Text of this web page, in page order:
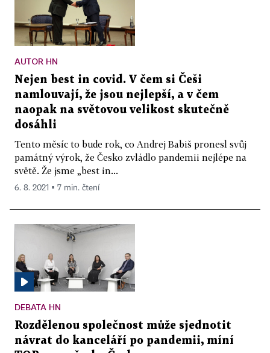
AUTOR HN
Nejen best in covid. V čem si Češi
namlouvají, že jsou nejlepší, a v čem
naopak na světovou velikost skutečně
dosáhli
Tento měsíc to bude rok, co Andrej Babiš pronesl svůj
památný výrok, že Česko zvládlo pandemii nejlépe na
světě. Že jsme „best in...
6. 8. 2021 ▪ 7 min. čtení
DEBATA HN
Rozdělenou společnost může sjednotit
návrat do kanceláří po pandemii, míní